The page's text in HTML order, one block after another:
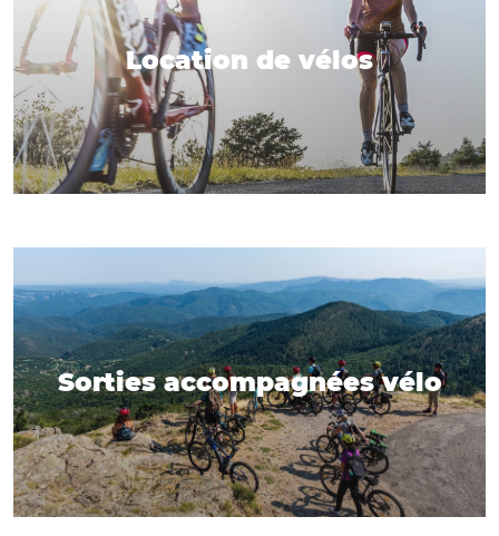
Location de vélos
Sorties accompagnées vélo